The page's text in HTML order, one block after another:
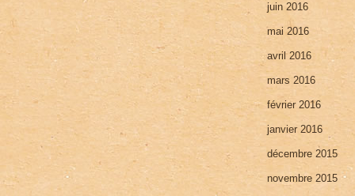
juin 2016
mai 2016
avril 2016
mars 2016
février 2016
janvier 2016
décembre 2015
novembre 2015